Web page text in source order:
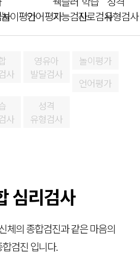
놀이평가언어평가지능검사진로검사유형검사
사
영유아
발달검사
놀이평가
언어평가
사
성격
유형검사
심리검사
체의 종합검진과 같은 마음의
합검진 입니다.